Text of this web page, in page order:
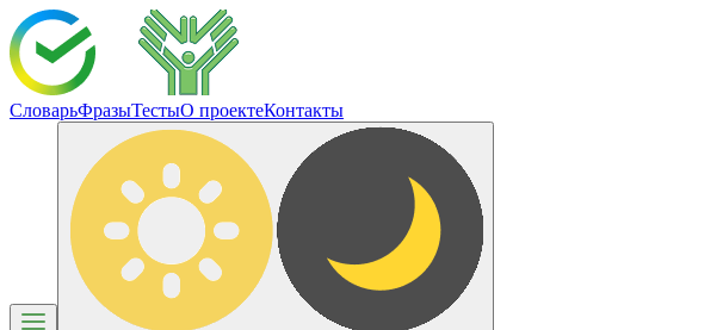
СловарьФразыТестыО проектеКонтакты